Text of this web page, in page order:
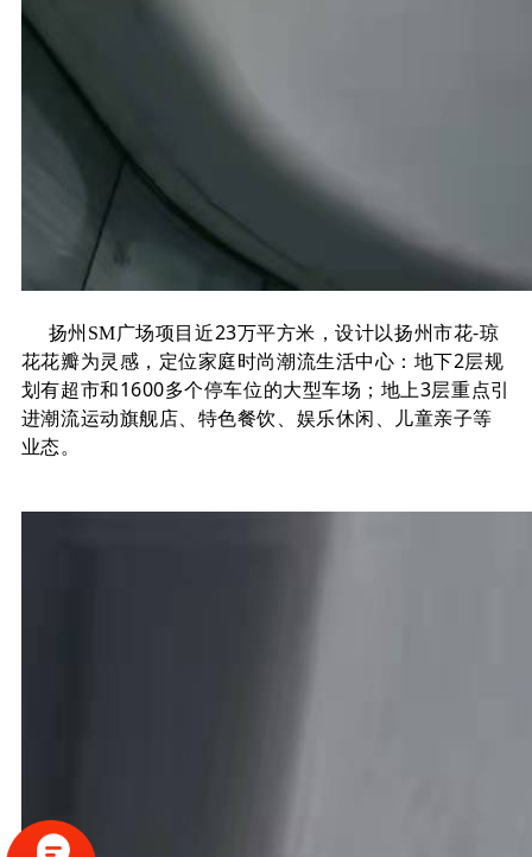
扬州SM广场项目近23万平方米，设计以扬州市花-琼
花花瓣为灵感，定位家庭时尚潮流生活中心：地下2层规
划有超市和1600多个停车位的大型车场；地上3层重点引
进潮流运动旗舰店、特色餐饮、娱乐休闲、儿童亲子等
业态。